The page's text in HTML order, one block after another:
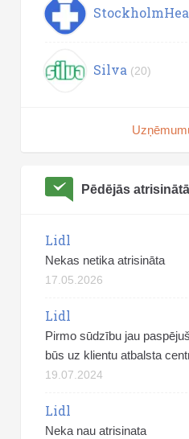
Silva (20)
Pēdējās
Lidl
Nekas netika atrisināta
17.05.2026
Lidl
Pirmo sūdzību jau
būs uz klientu atbalsta
19.07.2024
Lidl
Neka nau atrisinata